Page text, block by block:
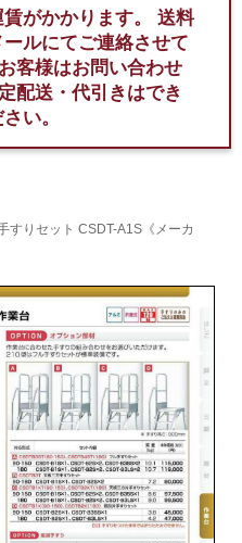
がかかります。
送料
ルにてご連絡させて
客様はお問い合わせ
配送・代引きはでき
い。
すりセット CSDT-A1S《メーカ